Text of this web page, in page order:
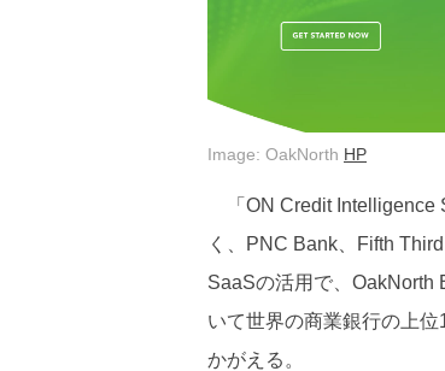
Image: OakNorth HP
「ON Credit Intelligence
く、PNC Bank、Fifth
SaaSの活用で、OakNorth
いて世界の商業銀行の上
かがえる。